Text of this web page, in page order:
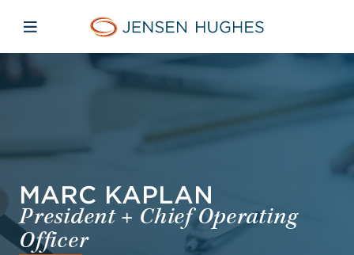
Jensen Hughes Finnish
Avaa mobiilinavigaatio
MARC KAPLAN
President + Chief Operating
Officer